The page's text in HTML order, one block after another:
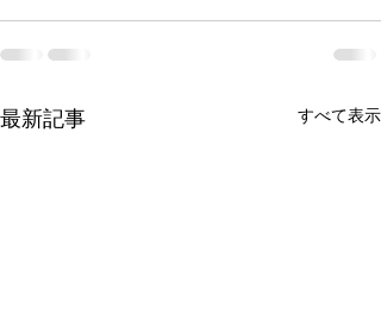
最新記事 すべて表示